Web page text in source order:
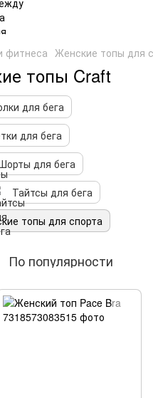
фитнеса Женские топы для
топы Craft
для бега
для бега
для бега
Тайтсы для бега
топы для спорта
По популярности